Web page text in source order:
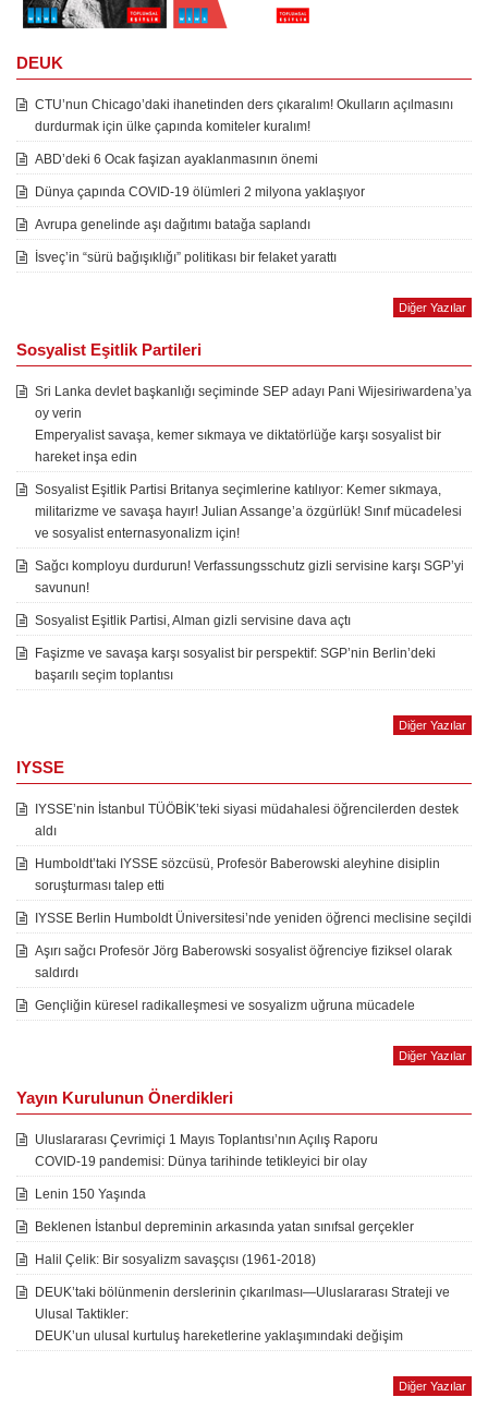
DEUK
CTU’nun Chicago’daki ihanetinden ders çıkaralım! Okulların açılmasını
durdurmak için ülke çapında komiteler kuralım!
ABD’deki 6 Ocak faşizan ayaklanmasının önemi
Dünya çapında COVID-19 ölümleri 2 milyona yaklaşıyor
Avrupa genelinde aşı dağıtımı batağa saplandı
İsveç’in “sürü bağışıklığı” politikası bir felaket yarattı
Diğer Yazılar
Sosyalist Eşitlik Partileri
Sri Lanka devlet başkanlığı seçiminde SEP adayı Pani Wijesiriwardena’ya
oy verin
Emperyalist savaşa, kemer sıkmaya ve diktatörlüğe karşı sosyalist bir
hareket inşa edin
Sosyalist Eşitlik Partisi Britanya seçimlerine katılıyor: Kemer sıkmaya,
militarizme ve savaşa hayır! Julian Assange’a özgürlük! Sınıf mücadelesi
ve sosyalist enternasyonalizm için!
Sağcı komployu durdurun! Verfassungsschutz gizli servisine karşı SGP’yi
savunun!
Sosyalist Eşitlik Partisi, Alman gizli servisine dava açtı
Faşizme ve savaşa karşı sosyalist bir perspektif: SGP’nin Berlin’deki
başarılı seçim toplantısı
Diğer Yazılar
IYSSE
IYSSE’nin İstanbul TÜÖBİK’teki siyasi müdahalesi öğrencilerden destek
aldı
Humboldt’taki IYSSE sözcüsü, Profesör Baberowski aleyhine disiplin
soruşturması talep etti
IYSSE Berlin Humboldt Üniversitesi’nde yeniden öğrenci meclisine seçildi
Aşırı sağcı Profesör Jörg Baberowski sosyalist öğrenciye fiziksel olarak
saldırdı
Gençliğin küresel radikalleşmesi ve sosyalizm uğruna mücadele
Diğer Yazılar
Yayın Kurulunun Önerdikleri
Uluslararası Çevrimiçi 1 Mayıs Toplantısı’nın Açılış Raporu
COVID-19 pandemisi: Dünya tarihinde tetikleyici bir olay
Lenin 150 Yaşında
Beklenen İstanbul depreminin arkasında yatan sınıfsal gerçekler
Halil Çelik: Bir sosyalizm savaşçısı (1961-2018)
DEUK’taki bölünmenin derslerinin çıkarılması—Uluslararası Strateji ve
Ulusal Taktikler:
DEUK’un ulusal kurtuluş hareketlerine yaklaşımındaki değişim
Diğer Yazılar